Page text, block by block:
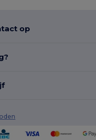
op